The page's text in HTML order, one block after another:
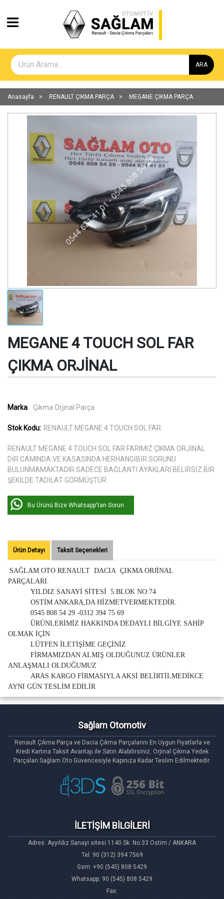
ARA
Anasayfa RENAULT ÇIKMA PARÇA MEGANE ÇIKMA PARÇA
MEGANE 4 TOUCH SOL FAR
ÇIKMA ORJİNAL
Marka : Çıkma Orjinal Parça
Stok Kodu: RENAULT MEGANE 4 TOUCH SOL FAR
RENAULT MEGANE 4 TOUCH SOL FAR FARIMIZ ÇIKMA ORJİNAL
DİR CAMINDA VE KASASINDA HERHANGİBİR SORUNU
BULUNMAMAKTADIR SADECE BAĞLANTI AYAKLARI BELİRSİZ BİR
ŞEKİLDE TADİLAT GÖRMÜŞTÜR
Bu Ürünü Bize Whatsapp'tan Sorun
Ürün Detayı Taksit Seçenekleri
SAĞLAM OTO RENAULT DACIA ÇIKMA ORJİNAL
PARÇALARI.
YILDIZ SANAYİ SİTESİ 5.BLOK NO:74
OSTİM ANKARA,DA HİZMETVERMEKTEDİR.
0545 808 54 29 -0312 394 75 69
ÜRÜNLERİMİZ HAKKINDA DEDAYLI BİLGİYE SAHİP
OLMAK İÇİN
LÜTFEN İLETİŞİME GEÇİNİZ
FİRMAMIZDAN ALMIŞ OLDUĞUNUZ ÜRÜNLER
ANLAŞMALI OLDUĞUMUZ
ARAS KARGO FİRMASIYLA AKSİ BELİRTİLMEDİKCE
AYNI GÜN TESLİM EDİLİR
Sağlam Otomotiv
Renault Çıkma Parça ve Dacia Çıkma Parçalarını En Uygun Fiyatlarla ve
Kredi Kartına Taksit Avantajı ile Satın Alabilirsiniz. Orjinal Çıkma Yedek
Parçaları Sağlam Oto Güvencesiyle Kapınıza Kadar Teslim Edilmektedir.
İLETİŞİM BİLGİLERİ
Adres: Ayyıldız Sanayi sitesi 1140 Sk. No:33 Ostim / ANKARA
Tel: 90 (312) 394 7569
Gsm: +90 (545) 808 5429
Whatsapp: 90 (545) 808 5429
Fax: